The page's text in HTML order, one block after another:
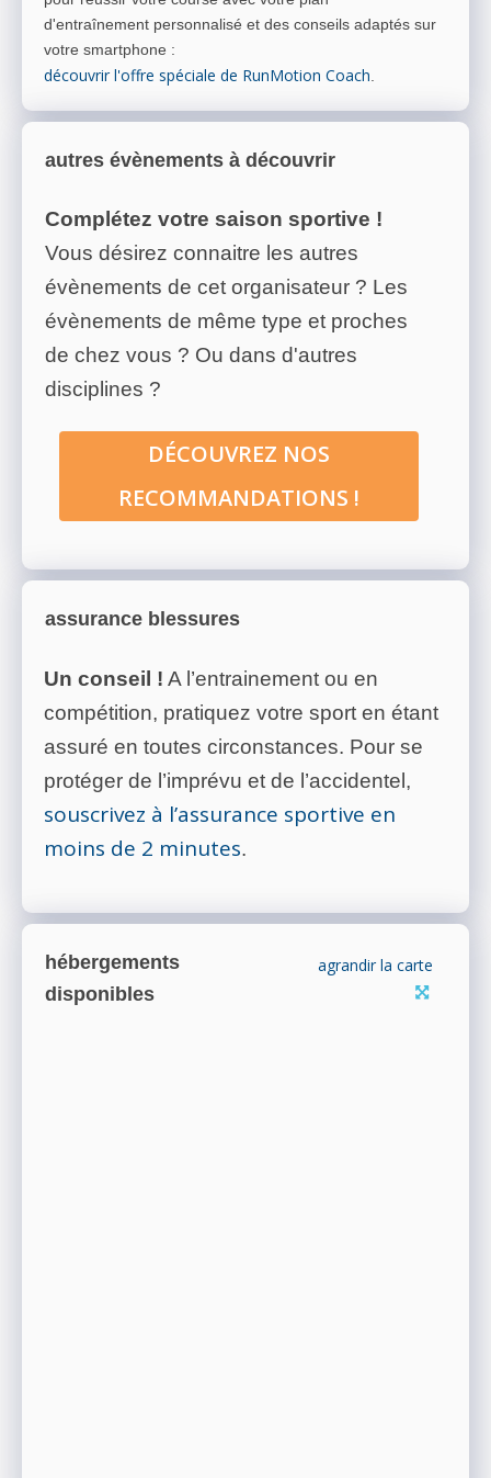
d'entraînement personnalisé et des conseils adaptés sur
votre smartphone :
découvrir l'offre spéciale de RunMotion Coach.
autres évènements à découvrir
Complétez votre saison sportive !
Vous désirez connaitre les autres
évènements de cet organisateur ? Les
évènements de même type et proches
de chez vous ? Ou dans d'autres
disciplines ?
DÉCOUVREZ NOS
RECOMMANDATIONS !
assurance blessures
Un conseil ! A l’entrainement ou en
compétition, pratiquez votre sport en étant
assuré en toutes circonstances. Pour se
protéger de l’imprévu et de l’accidentel,
souscrivez à l’assurance sportive en
moins de 2 minutes.
hébergements
disponibles
agrandir la carte